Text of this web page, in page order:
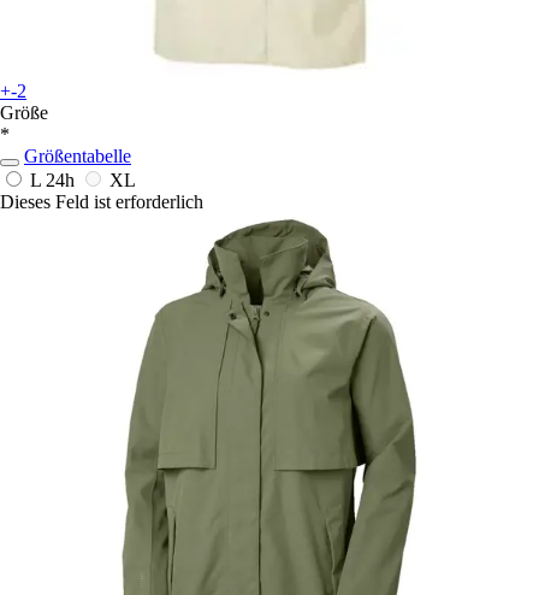
+-2
Größe
*
Größentabelle
L 24h
XL
Dieses Feld ist erforderlich